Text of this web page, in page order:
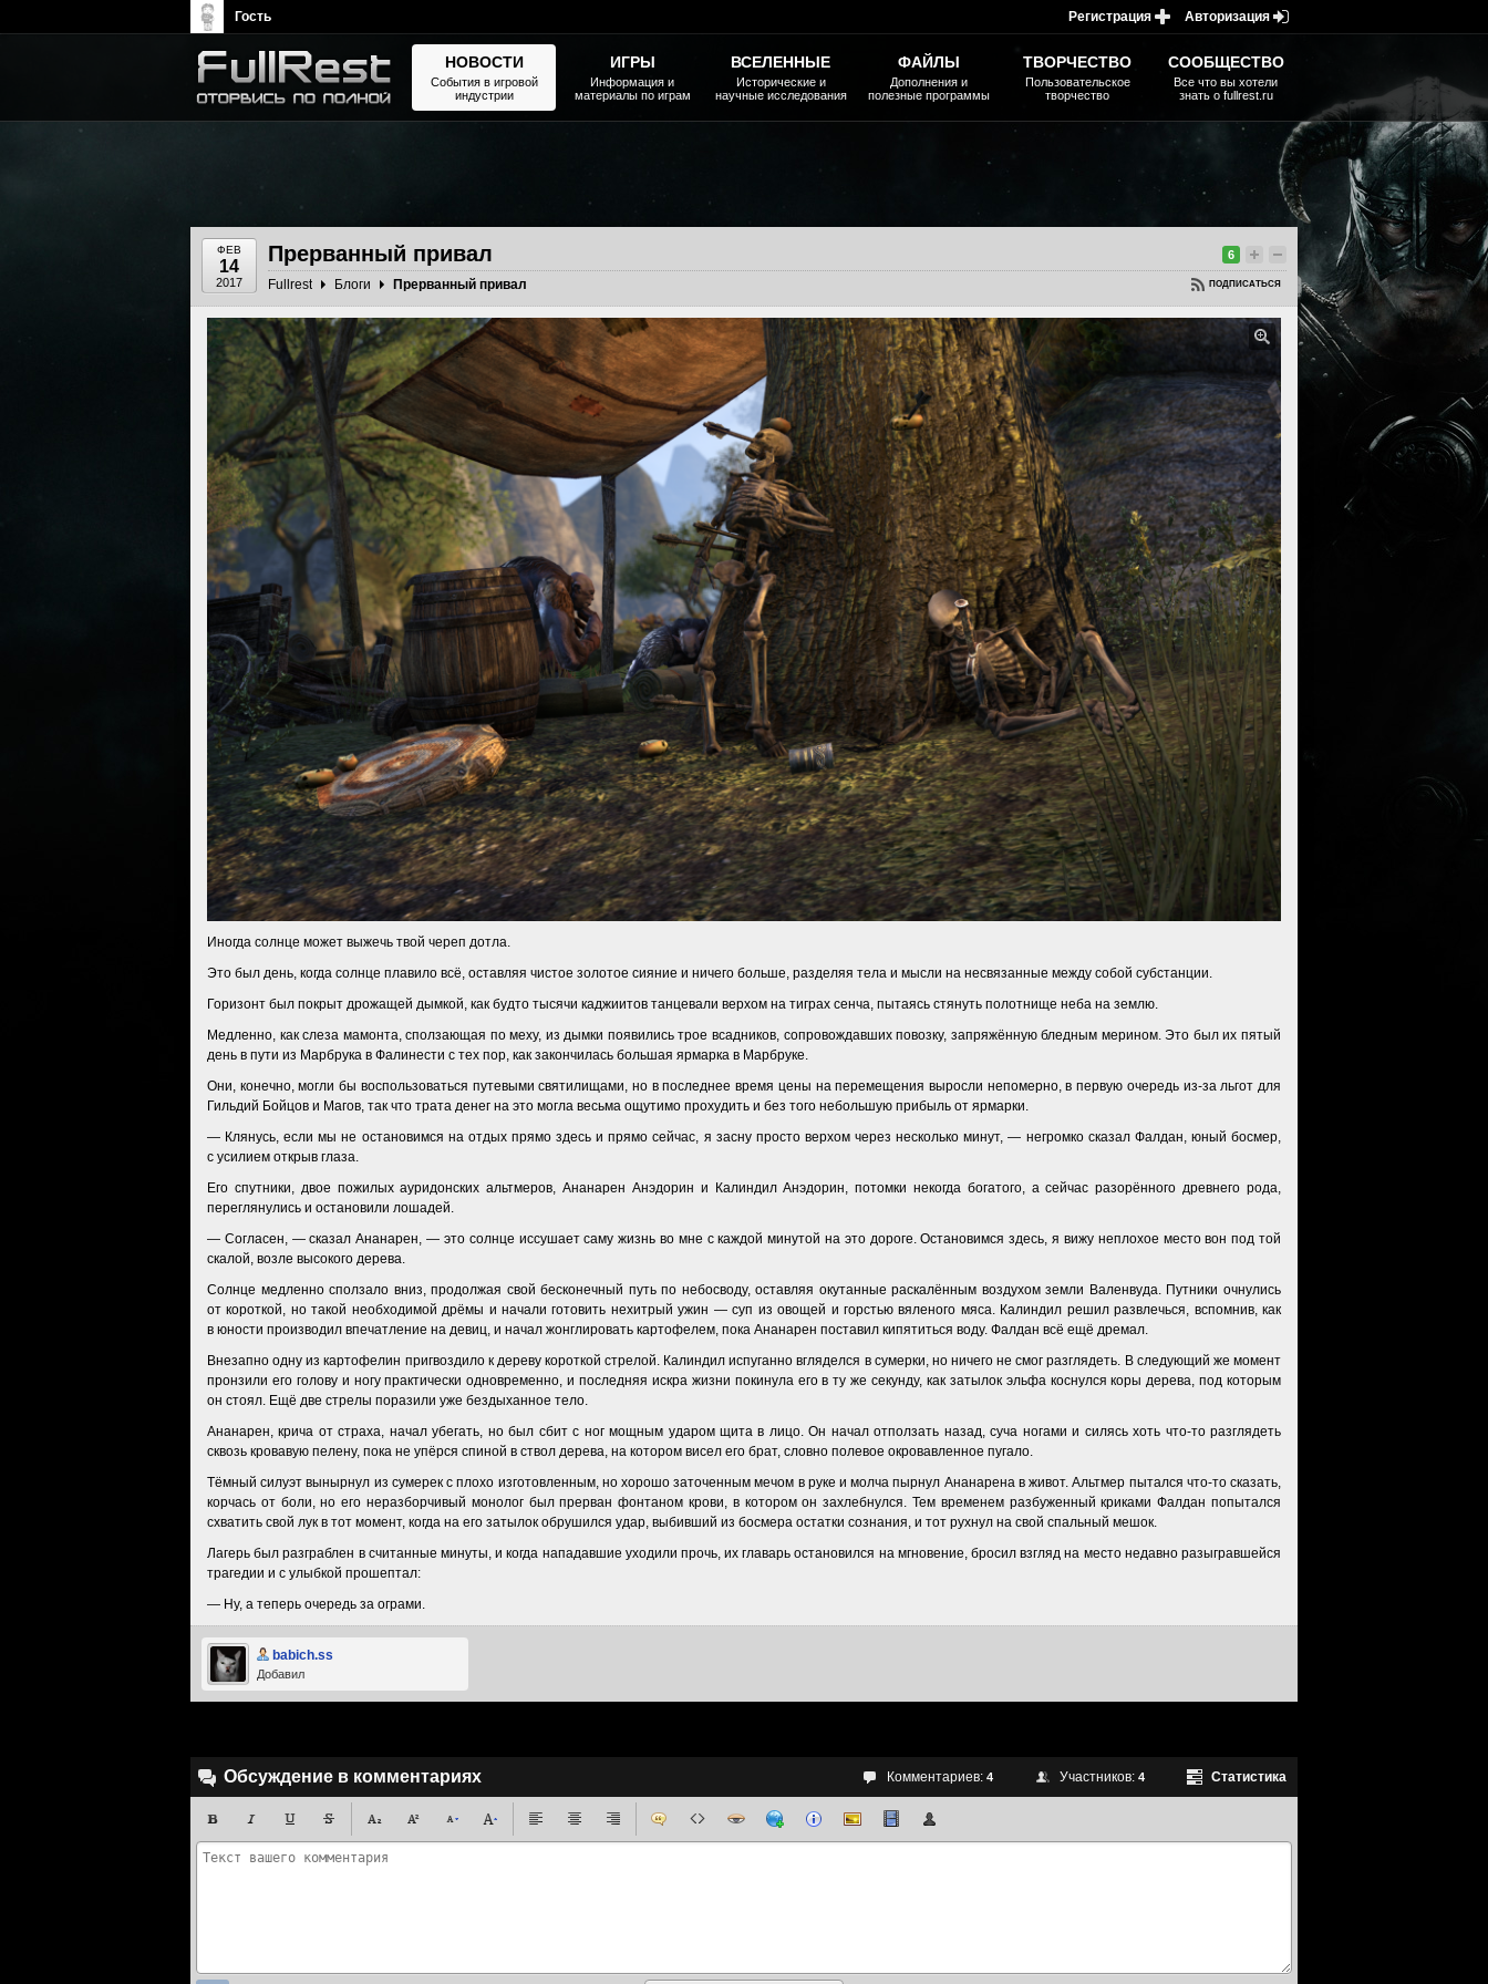
6
ПОДПИСАТЬСЯ
ФЕВ
14
2017
Прерванный привал
Fullrest Блоги Прерванный привал
Иногда солнце может выжечь твой череп дотла.
Это был день, когда солнце плавило всё, оставляя чистое золотое сияние и ничего больше, разделяя тела и мысли на несвязанные между собой субстанции.
Горизонт был покрыт дрожащей дымкой, как будто тысячи каджиитов танцевали верхом на тиграх сенча, пытаясь стянуть полотнище неба на землю.
Медленно, как слеза мамонта, сползающая по меху, из дымки появились трое всадников, сопровождавших повозку, запряжённую бледным мерином. Это был их пятый
день в пути из Марбрука в Фалинести с тех пор, как закончилась большая ярмарка в Марбруке.
Они, конечно, могли бы воспользоваться путевыми святилищами, но в последнее время цены на перемещения выросли непомерно, в первую очередь из-за льгот для
Гильдий Бойцов и Магов, так что трата денег на это могла весьма ощутимо прохудить и без того небольшую прибыль от ярмарки.
— Клянусь, если мы не остановимся на отдых прямо здесь и прямо сейчас, я засну просто верхом через несколько минут, — негромко сказал Фалдан, юный босмер,
с усилием открыв глаза.
Его спутники, двое пожилых ауридонских альтмеров, Ананарен Анэдорин и Калиндил Анэдорин, потомки некогда богатого, а сейчас разорённого древнего рода,
переглянулись и остановили лошадей.
— Согласен, — сказал Ананарен, — это солнце иссушает саму жизнь во мне с каждой минутой на это дороге. Остановимся здесь, я вижу неплохое место вон под той
скалой, возле высокого дерева.
Солнце медленно сползало вниз, продолжая свой бесконечный путь по небосводу, оставляя окутанные раскалённым воздухом земли Валенвуда. Путники очнулись
от короткой, но такой необходимой дрёмы и начали готовить нехитрый ужин — суп из овощей и горстью вяленого мяса. Калиндил решил развлечься, вспомнив, как
в юности производил впечатление на девиц, и начал жонглировать картофелем, пока Ананарен поставил кипятиться воду. Фалдан всё ещё дремал.
Внезапно одну из картофелин пригвоздило к дереву короткой стрелой. Калиндил испуганно вгляделся в сумерки, но ничего не смог разглядеть. В следующий же момент
пронзили его голову и ногу практически одновременно, и последняя искра жизни покинула его в ту же секунду, как затылок эльфа коснулся коры дерева, под которым
он стоял. Ещё две стрелы поразили уже бездыханное тело.
Ананарен, крича от страха, начал убегать, но был сбит с ног мощным ударом щита в лицо. Он начал отползать назад, суча ногами и силясь хоть что-то разглядеть
сквозь кровавую пелену, пока не упёрся спиной в ствол дерева, на котором висел его брат, словно полевое окровавленное пугало.
Тёмный силуэт вынырнул из сумерек с плохо изготовленным, но хорошо заточенным мечом в руке и молча пырнул Ананарена в живот. Альтмер пытался что-то сказать,
корчась от боли, но его неразборчивый монолог был прерван фонтаном крови, в котором он захлебнулся. Тем временем разбуженный криками Фалдан попытался
схватить свой лук в тот момент, когда на его затылок обрушился удар, выбивший из босмера остатки сознания, и тот рухнул на свой спальный мешок.
Лагерь был разграблен в считанные минуты, и когда нападавшие уходили прочь, их главарь остановился на мгновение, бросил взгляд на место недавно разыгравшейся
трагедии и с улыбкой прошептал:
— Ну, а теперь очередь за ограми.
babich.ss
Добавил
Комментариев: 4 Участников: 4 Статистика
Обсуждение в комментариях
НОВОСТИ
События в игровой
индустрии
ИГРЫ
Информация и
материалы по играм
ВСЕЛЕННЫЕ
Исторические и
научные исследования
ФАЙЛЫ
Дополнения и
полезные программы
ТВОРЧЕСТВО
Пользовательское
творчество
СООБЩЕСТВО
Все что вы хотели
знать о fullrest.ru
Авторизация
Регистрация
Гость